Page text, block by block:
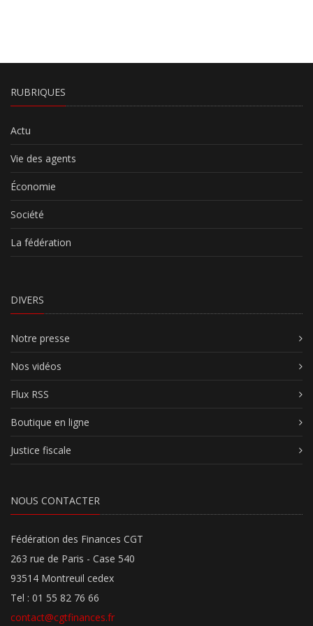
RUBRIQUES
Actu
Vie des agents
Économie
Société
La fédération
DIVERS
Notre presse
Nos vidéos
Flux RSS
Boutique en ligne
Justice fiscale
NOUS CONTACTER
Fédération des Finances CGT
263 rue de Paris - Case 540
93514 Montreuil cedex
Tel : 01 55 82 76 66
contact@cgtfinances.fr